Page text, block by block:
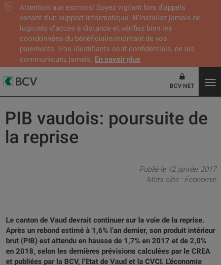
Attention aux escrocs! Soyez vigilant lors d’appels
venant d'un support informatique. N’installez jamais de
logiciels d’accès à distance et vérifiez bien les
coordonnées du bénéficiaire/montant de vos
paiements. Vos identifiants sont confidentiels, ne les
communiquez jamais. En savoir plus
BCV-NET
PIB vaudois: poursuite de
la reprise
Publié le 12 janvier 2017
Mots clés : Économie
Le canton de Vaud devrait continuer sur la voie de la reprise.
Après un rebond estimé à 1,6% l’an dernier, son produit intérieur
brut (PIB) est attendu en hausse de 1,7% en 2017 et de 2,0%
en 2018, selon les dernières prévisions calculées par le CREA
et publiées par la BCV, l’Etat de Vaud et la CVCI. L’économie